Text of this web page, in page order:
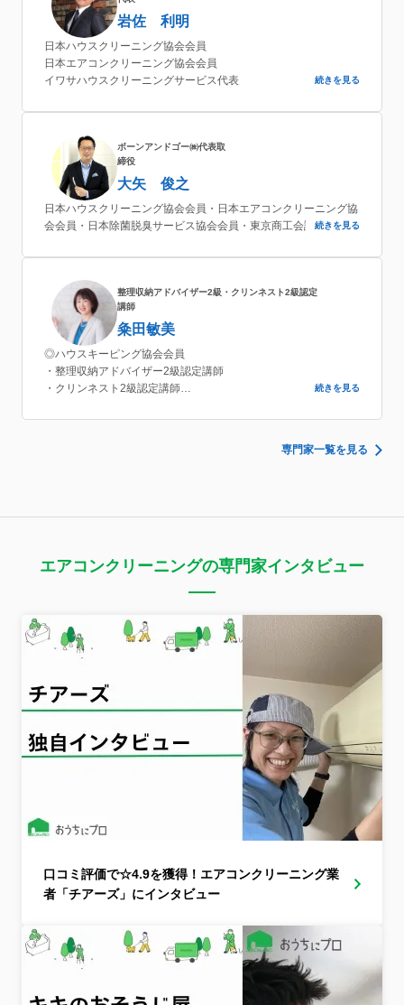
岩佐 利明
日本ハウスクリーニング協会会員
日本エアコンクリーニング協会会員
イワサハウスクリーニングサービス代表
続きを見る
ボーンアンドゴー㈱代表取
締役
大矢 俊之
日本ハウスクリーニング協会会員・日本エアコンクリーニング協
会会員・日本除菌脱臭サービス協会会員・東京商工会議所会員
続きを見る
整理収納アドバイザー2級・クリンネスト2級認定
講師
粂田敏美
◎ハウスキーピング協会会員
・整理収納アドバイザー2級認定講師
・クリンネスト2級認定講師
・親・子の片づけマスターインストラクター
続きを見る
専門家一覧を見る
エアコンクリーニングの専門家インタビュー
口コミ評価で☆4.9を獲得！エアコンクリーニング業
者「チアーズ」にインタビュー